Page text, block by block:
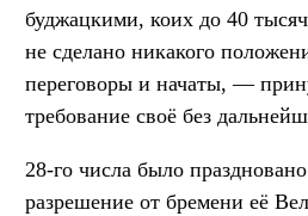
буджацкими, коих до 40
не сделано никакого
переговоры и начаты, —
требование своё без
28-го числа было
разрешение от бремени её